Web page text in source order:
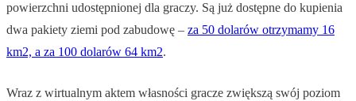
powierzchni udostępnionej dla graczy. Są już dostępne do kupienia
dwa pakiety ziemi pod zabudowę – za 50 dolarów otrzymamy 16
km2, a za 100 dolarów 64 km2.
Wraz z wirtualnym aktem własności gracze zwiększą swój poziom